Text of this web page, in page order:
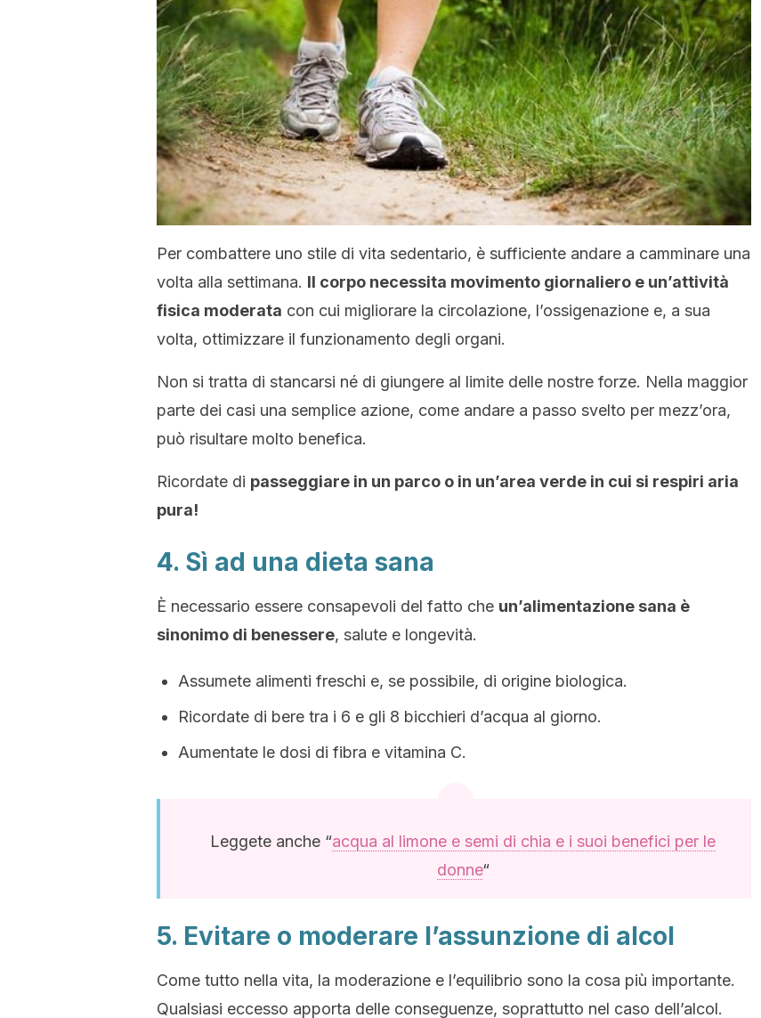
Per combattere uno stile di vita sedentario, è sufficiente andare a camminare una
volta alla settimana. Il corpo necessita movimento giornaliero e un’attività
fisica moderata con cui migliorare la circolazione, l’ossigenazione e, a sua
volta, ottimizzare il funzionamento degli organi.
Non si tratta di stancarsi né di giungere al limite delle nostre forze. Nella maggior
parte dei casi una semplice azione, come andare a passo svelto per mezz’ora,
può risultare molto benefica.
Ricordate di passeggiare in un parco o in un’area verde in cui si respiri aria
pura!
4. Sì ad una dieta sana
È necessario essere consapevoli del fatto che un’alimentazione sana è
sinonimo di benessere, salute e longevità.
Assumete alimenti freschi e, se possibile, di origine biologica.
Ricordate di bere tra i 6 e gli 8 bicchieri d’acqua al giorno.
Aumentate le dosi di fibra e vitamina C.
Leggete anche “acqua al limone e semi di chia e i suoi benefici per le
donne“
5. Evitare o moderare l’assunzione di alcol
Come tutto nella vita, la moderazione e l’equilibrio sono la cosa più importante.
Qualsiasi eccesso apporta delle conseguenze, soprattutto nel caso dell’alcol.